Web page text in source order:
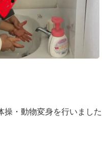
操・動物変身を行いました